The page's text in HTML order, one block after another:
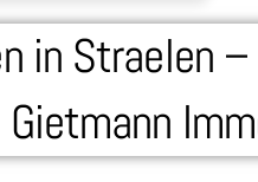
in Straelen –